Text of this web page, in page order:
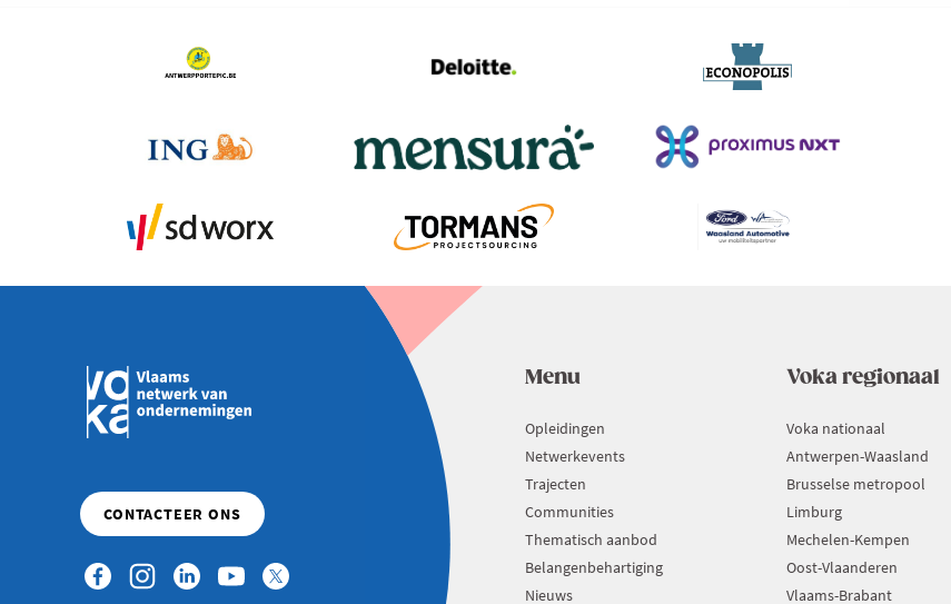
Menu
Opleidingen
Netwerkevents
Trajecten
Communities
Thematisch aanbod
Belangenbehartiging
Nieuws
Voka regionaal
Voka nationaal
Antwerpen-Waasland
Brusselse metropool
Limburg
Mechelen-Kempen
Oost-Vlaanderen
Vlaams-Brabant